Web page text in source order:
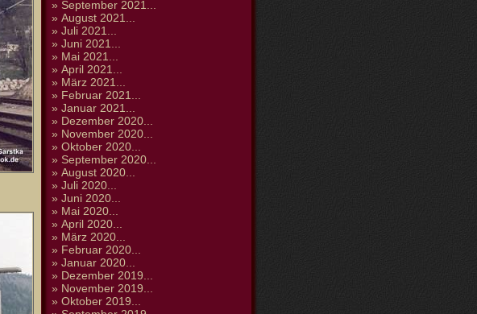
» September 2021...
» August 2021...
» Juli 2021...
» Juni 2021...
» Mai 2021...
» April 2021...
» März 2021...
» Februar 2021...
» Januar 2021...
» Dezember 2020...
» November 2020...
» Oktober 2020...
» September 2020...
» August 2020...
» Juli 2020...
» Juni 2020...
» Mai 2020...
» April 2020...
» März 2020...
» Februar 2020...
» Januar 2020...
» Dezember 2019...
» November 2019...
» Oktober 2019...